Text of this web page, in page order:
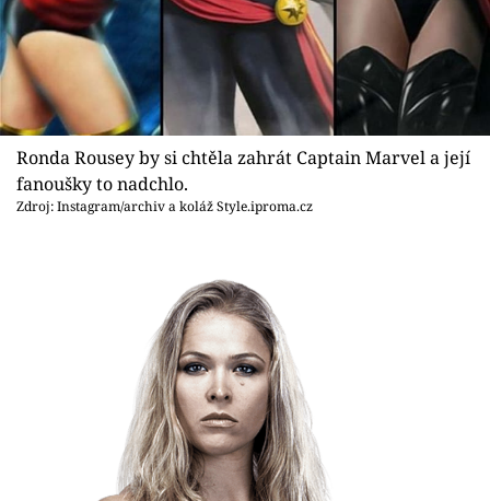
Videa
Sledujte prima+
Přihlášení
Ronda Rousey by si chtěla zahrát Captain Marvel a její
fanoušky to nadchlo.
Zdroj: Instagram/archiv a koláž Style.iproma.cz